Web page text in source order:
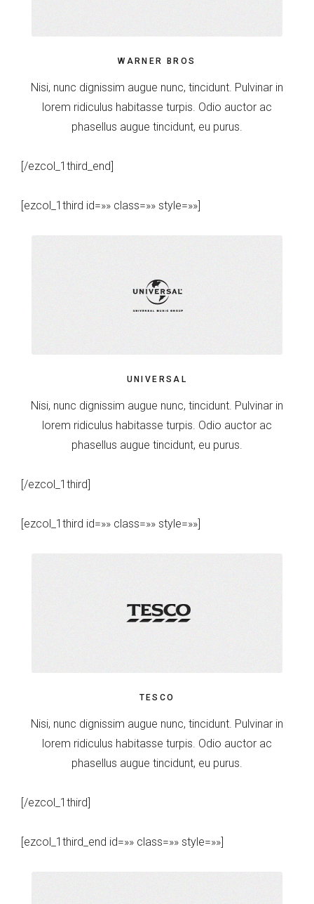
WARNER BROS
Nisi, nunc dignissim augue nunc, tincidunt. Pulvinar in
lorem ridiculus habitasse turpis. Odio auctor ac
phasellus augue tincidunt, eu purus.
[/ezcol_1third_end]
[ezcol_1third id=»» class=»» style=»»]
UNIVERSAL
Nisi, nunc dignissim augue nunc, tincidunt. Pulvinar in
lorem ridiculus habitasse turpis. Odio auctor ac
phasellus augue tincidunt, eu purus.
[/ezcol_1third]
[ezcol_1third id=»» class=»» style=»»]
TESCO
Nisi, nunc dignissim augue nunc, tincidunt. Pulvinar in
lorem ridiculus habitasse turpis. Odio auctor ac
phasellus augue tincidunt, eu purus.
[/ezcol_1third]
[ezcol_1third_end id=»» class=»» style=»»]